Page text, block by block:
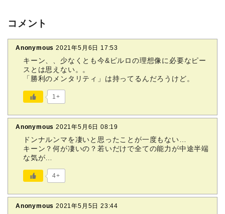
コメント
Anonymous 2021年5月6日 17:53
キーン、、少なくとも今&ピルロの理想像に必要なピー
スとは思えない。。
「勝利のメンタリティ」は持ってるんだろうけど。
1+
Anonymous 2021年5月6日 08:19
ドンナルンマを凄いと思ったことが一度もない…
キーン？何が凄いの？若いだけで全ての能力が中途半端
な気が…
4+
Anonymous 2021年5月5日 23:44